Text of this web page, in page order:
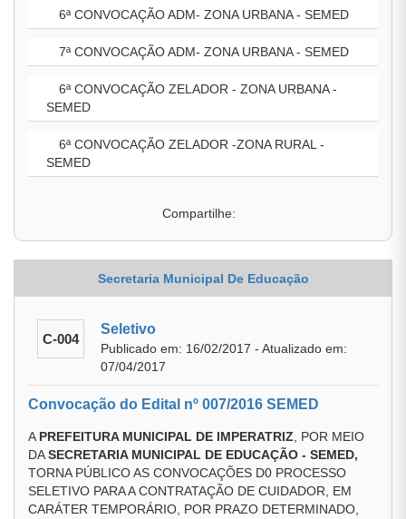
6ª CONVOCAÇÃO ADM- ZONA URBANA - SEMED
7ª CONVOCAÇÃO ADM- ZONA URBANA - SEMED
6ª CONVOCAÇÃO ZELADOR - ZONA URBANA -
SEMED
6ª CONVOCAÇÃO ZELADOR -ZONA RURAL -
SEMED
Compartilhe:
Secretaria Municipal De Educação
C-004
Seletivo
Publicado em: 16/02/2017 - Atualizado em:
07/04/2017
Convocação do Edital nº 007/2016 SEMED
A PREFEITURA MUNICIPAL DE IMPERATRIZ , POR MEIO
DASECRETARIA MUNICIPAL DE EDUCAÇÃO - SEMED,
TORNA PÚBLICO AS CONVOCAÇÕES D0 PROCESSO
SELETIVO PARA A CONTRATAÇÃO DE CUIDADOR, EM
CARÁTER TEMPORÁRIO, POR PRAZO DETERMINADO,